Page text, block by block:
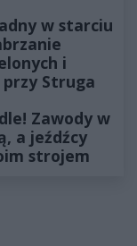
w starciu
i
Struga
Zawody w
a jeźdźcy
strojem